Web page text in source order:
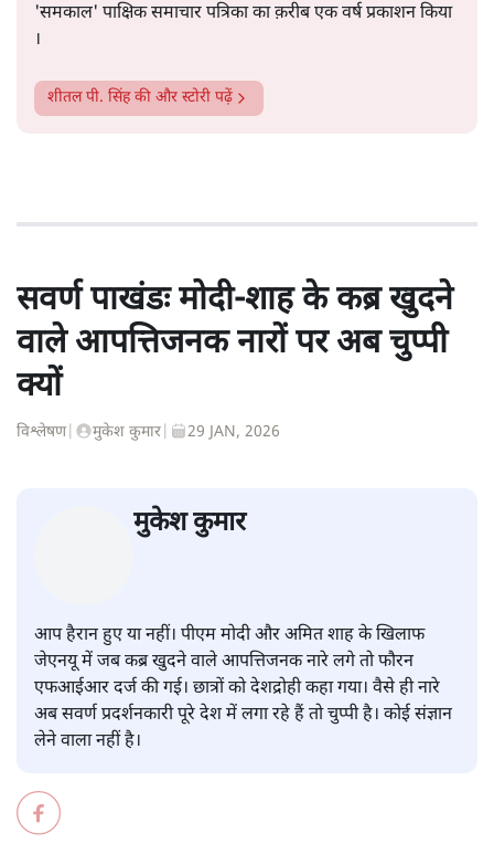
'समकाल' पाक्षिक समाचार पत्रिका का क़रीब एक वर्ष प्रकाशन किया
।
शीतल पी. सिंहकी और स्टोरी पढ़ें
सवर्ण पाखंडः मोदी-शाह के कब्र खुदने
वाले आपत्तिजनक नारों पर अब चुप्पी
क्यों
विश्लेषण| मुकेश कुमार 29 JAN, 2026